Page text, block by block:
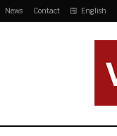
News Contact English